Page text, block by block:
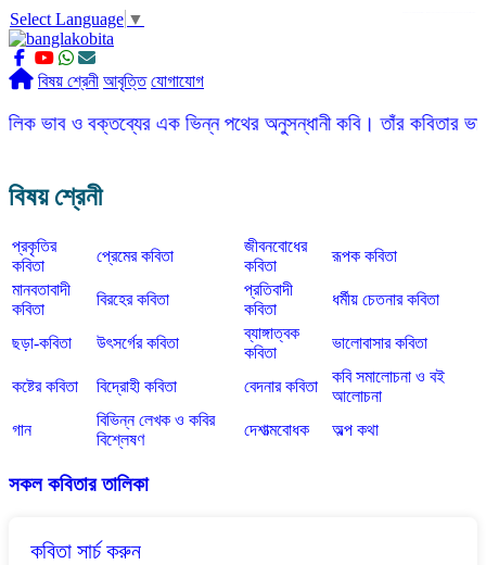
Select Language ▼
বিষয় শ্রেনী আবৃত্তি যোগাযোগ
ও বক্তব্যের এক ভিন্ন পথের অনুসন্ধানী কবি। তাঁর
বিষয় শ্রেনী
প্রকৃতির
কবিতা
প্রেমের কবিতা
জীবনবোধের
কবিতা
রূপক কবিতা
মানবতাবাদী
কবিতা
বিরহের কবিতা
প্রতিবাদী
কবিতা
ধর্মীয় চেতনার কবিতা
ছড়া-কবিতা উৎসর্গের কবিতা
ব্যাঙ্গাত্বক
কবিতা
ভালোবাসার কবিতা
কষ্টের কবিতা বিদ্রোহী কবিতা বেদনার কবিতা
কবি সমালোচনা ও বই
আলোচনা
গান
বিভিন্ন লেখক ও কবির
বিশ্লেষণ
দেশাত্মবোধক অল্প কথা
সকল কবিতার তালিকা
কবিতা সার্চ করুন